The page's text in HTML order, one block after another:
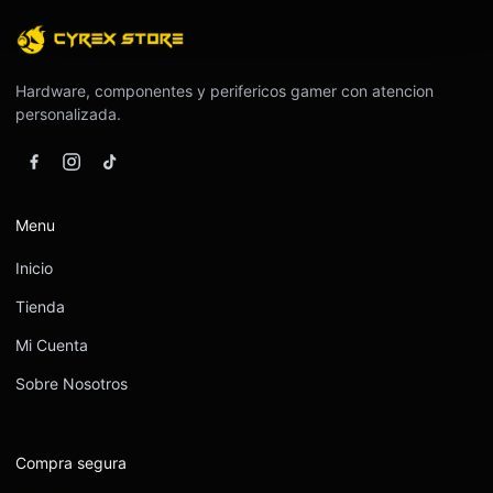
Hardware, componentes y perifericos gamer con atencion
personalizada.
Menu
Inicio
Tienda
Mi Cuenta
Sobre Nosotros
Compra segura